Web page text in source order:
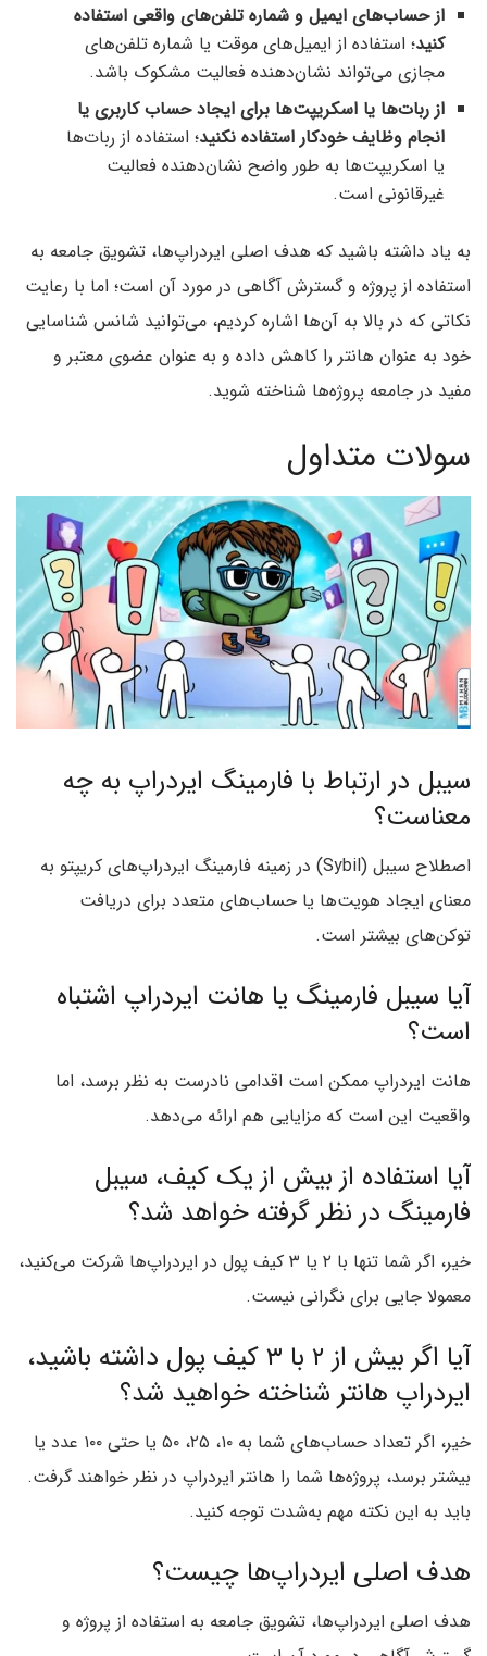
از حساب‌های ایمیل و شماره تلفن‌های واقعی استفاده
کنید؛ استفاده از ایمیل‌های موقت یا شماره تلفن‌های
مجازی می‌تواند نشان‌دهنده فعالیت مشکوک باشد.
از ربات‌ها یا اسکریپت‌ها برای ایجاد حساب کاربری یا
انجام وظایف خودکار استفاده نکنید؛ استفاده از ربات‌ها
یا اسکریپت‌ها به طور واضح نشان‌دهنده فعالیت
غیرقانونی است.
به یاد داشته باشید که هدف اصلی ایردراپ‌ها، تشویق جامعه به
استفاده از پروژه و گسترش آگاهی در مورد آن است؛ اما با رعایت
نکاتی که در بالا به آن‌ها اشاره کردیم، می‌توانید شانس شناسایی
خود به عنوان هانتر را کاهش داده و به عنوان عضوی معتبر و
مفید در جامعه پروژه‌ها شناخته شوید.
سولات متداول
سیبل در ارتباط با فارمینگ ایردراپ به چه
معناست؟
اصطلاح سیبل (Sybil) در زمینه فارمینگ ایردراپ‌های کریپتو به
معنای ایجاد هویت‌ها یا حساب‌های متعدد برای دریافت
توکن‌های بیشتر است.
آیا سیبل فارمینگ یا هانت ایردراپ اشتباه
است؟
هانت ایردراپ ممکن است اقدامی نادرست به نظر برسد، اما
واقعیت این است که مزایایی هم ارائه می‌دهد.
آیا استفاده از بیش از یک کیف، سیبل
فارمینگ در نظر گرفته خواهد شد؟
خیر، اگر شما تنها با ۲ یا ۳ کیف پول در ایردراپ‌ها شرکت می‌کنید،
معمولا جایی برای نگرانی نیست.
آیا اگر بیش از ۲ با ۳ کیف پول داشته باشید،
ایردراپ هانتر شناخته خواهید شد؟
خیر، اگر تعداد حساب‌های شما به ۱۰، ۲۵، ۵۰ یا حتی ۱۰۰ عدد یا
بیشتر برسد، پروژه‌ها شما را هانتر ایردراپ در نظر خواهند گرفت.
باید به این نکته‌ مهم به‌شدت توجه کنید.
هدف اصلی ایردراپ‌ها چیست؟
هدف اصلی ایردراپ‌ها، تشویق جامعه به استفاده از پروژه و